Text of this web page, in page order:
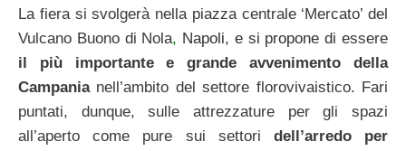
La fiera si svolgerà nella piazza centrale ‘Mercato’ del
Vulcano Buono di No la, Napoli, e si propone diessere
il più importante e grande avvenimento della
Campanianell’ambito del settore florovivaistico. Fari
puntati, dunque, sulle attrezzature per gli spazi
all’aperto come pure sui settori dell’arredo per